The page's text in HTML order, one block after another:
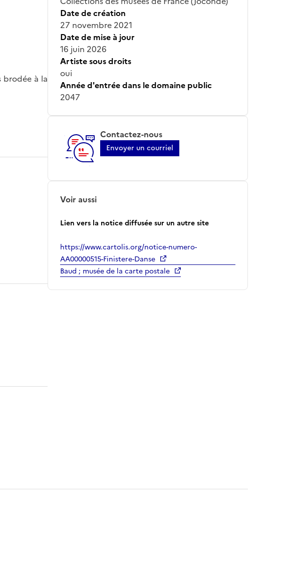
brodée à la
Date de création
27 novembre 2021
Date de mise à jour
16 juin 2026
Artiste sous droits
oui
Année d'entrée dans le domaine public
2047
Contactez-nous
Envoyer un courriel
Voir aussi
Lien vers la notice diffusée sur un autre site
https://www.cartolis.org/notice-numero-
AA00000515-Finistere-Danse
Baud ; musée de la carte postale